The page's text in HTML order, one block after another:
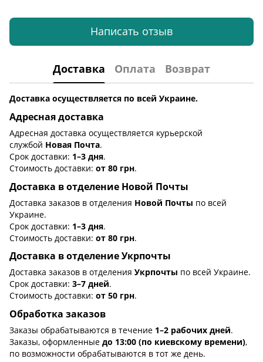
Написать отзыв
Доставка Оплата Возврат
Доставка осуществляется по всей Украине.
Адресная доставка
Адресная доставка осуществляется курьерской
службой Новая Почта.
Срок доставки: 1–3 дня.
Стоимость доставки: от 80 грн.
Доставка в отделение Новой Почты
Доставка заказов в отделения Новой Почты по всей
Украине.
Срок доставки: 1–3 дня.
Стоимость доставки: от 80 грн.
Доставка в отделение Укрпочты
Доставка заказов в отделения Укрпочты по всей Украине.
Срок доставки: 3–7 дней.
Стоимость доставки: от 50 грн.
Обработка заказов
Заказы обрабатываются в течение 1–2 рабочих дней.
Заказы, оформленные до 13:00 (по киевскому времени),
по возможности обрабатываются в тот же день.